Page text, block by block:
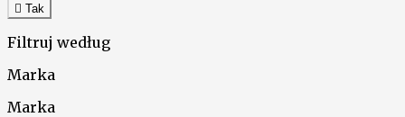
 Tak
Filtruj według
Marka
Marka